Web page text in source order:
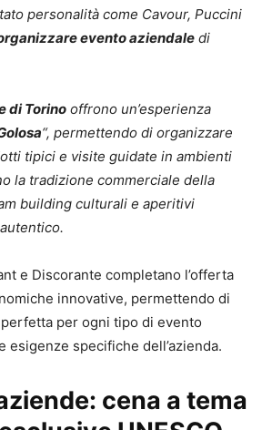
personalità come Cavour, Puccini
evento aziendale di
di Torino offrono un’esperienza
“, permettendo di organizzare
tipici e visite guidate in ambienti
la tradizione commerciale della
building culturali e aperitivi
e Discorante completano l’offerta
innovative, permettendo di
per ogni tipo di evento
esigenze specifiche dell’azienda.
cena a tema